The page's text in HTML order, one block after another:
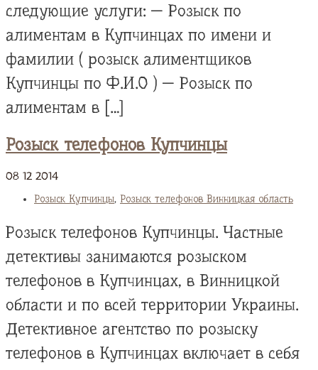
следующие услуги: — Розыск по
алиментам в Купчинцах по имени и
фамилии ( розыск алиментщиков
Купчинцы по Ф.И.О ) — Розыск по
алиментам в […]
Розыск телефонов Купчинцы
08 12 2014
Розыск Купчинцы, Розыск телефонов Винницкая область
Розыск телефонов Купчинцы. Частные
детективы занимаются розыском
телефонов в Купчинцах, в Винницкой
области и по всей территории Украины.
Детективное агентство по розыску
телефонов в Купчинцах включает в себя